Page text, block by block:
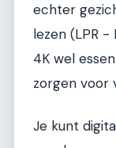
echter
lezen (LPR -
4K wel
zorgen voor
Je kunt